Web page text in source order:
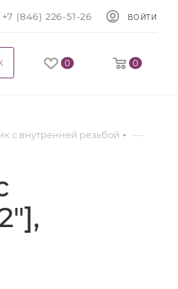
+7 (846) 226-51-26 ВОЙТИ
0 0
с внутренней резьбой —